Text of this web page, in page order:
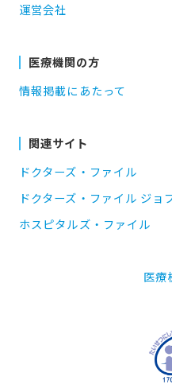
運営会社
医療機関の方
情報掲載にあたって
関連サイト
ドクターズ・ファイル
ドクターズ・ファイル ジョ
ホスピタルズ・ファイル
医療